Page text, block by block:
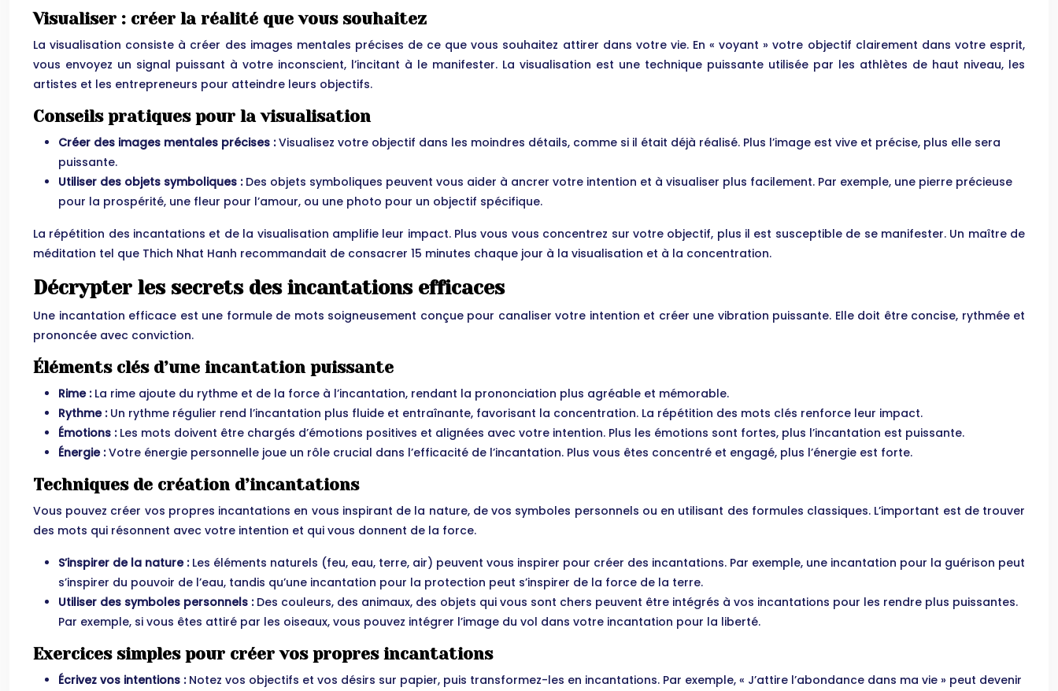
Visualiser : créer la réalité que vous souhaitez
La visualisation consiste à créer des images mentales précises de ce que vous souhaitez attirer dans votre vie. En « voyant » votre objectif clairement dans votre esprit,
vous envoyez un signal puissant à votre inconscient, l’incitant à le manifester. La visualisation est une technique puissante utilisée par les athlètes de haut niveau, les
artistes et les entrepreneurs pour atteindre leurs objectifs.
Conseils pratiques pour la visualisation
Créer des images mentales précises :Visualisez votre objectif dans les moindres détails, comme si il était déjà réalisé. Plus l’image est vive et précise, plus elle sera
puissante.
Utiliser des objets symboliques : Des objets symboliques peuvent vous aider à ancrer votre intention et à visualiser plus facilement. Par exemple, une pierre précieuse
pour la prospérité, une fleur pour l’amour, ou une photo pour un objectif spécifique.
La répétition des incantations et de la visualisation amplifie leur impact. Plus vous vous concentrez sur votre objectif, plus il est susceptible de se manifester. Un maître de
méditation tel que Thich Nhat Hanh recommandait de consacrer 15 minutes chaque jour à la visualisation et à la concentration.
Décrypter les secrets des incantations efficaces
Une incantation efficace est une formule de mots soigneusement conçue pour canaliser votre intention et créer une vibration puissante. Elle doit être concise, rythmée et
prononcée avec conviction.
Éléments clés d’une incantation puissante
Rime : La rime ajoute du rythme et de la force à l’incantation, rendant la prononciation plus agréable et mémorable.
Rythme : Un rythme régulier rend l’incantation plus fluide et entraînante, favorisant la concentration. La répétition des mots clés renforce leur impact.
Émotions : Les mots doivent être chargés d’émotions positives et alignées avec votre intention. Plus les émotions sont fortes, plus l’incantation est puissante.
Énergie :Votre énergie personnelle joue un rôle crucial dans l’efficacité de l’incantation. Plus vous êtes concentré et engagé, plus l’énergie est forte.
Techniques de création d’incantations
Vous pouvez créer vos propres incantations en vous inspirant de la nature, de vos symboles personnels ou en utilisant des formules classiques. L’important est de trouver
des mots qui résonnent avec votre intention et qui vous donnent de la force.
S’inspirer de la nature : Les éléments naturels (feu, eau, terre, air) peuvent vous inspirer pour créer des incantations. Par exemple, une incantation pour la guérison peut
s’inspirer du pouvoir de l’eau, tandis qu’une incantation pour la protection peut s’inspirer de la force de la terre.
Utiliser des symboles personnels : Des couleurs, des animaux, des objets qui vous sont chers peuvent être intégrés à vos incantations pour les rendre plus puissantes.
Par exemple, si vous êtes attiré par les oiseaux, vous pouvez intégrer l’image du vol dans votre incantation pour la liberté.
Exercices simples pour créer vos propres incantations
Écrivez vos intentions : Notez vos objectifs et vos désirs sur papier, puis transformez-les en incantations. Par exemple, « J’attire l’abondance dans ma vie » peut devenir